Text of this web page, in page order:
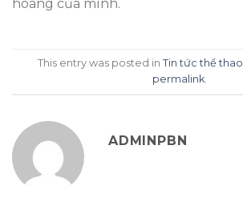
hoàng của mình.
This entry was posted in Tin tức thể thao
permalink
ADMINPBN